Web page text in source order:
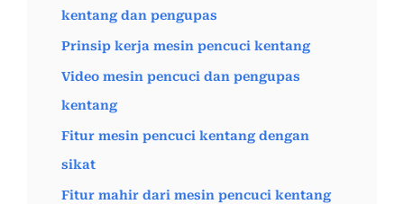
kentang dan pengupas
Prinsip kerja mesin pencuci kentang
Video mesin pencuci dan pengupas
kentang
Fitur mesin pencuci kentang dengan
sikat
Fitur mahir dari mesin pencuci kentang